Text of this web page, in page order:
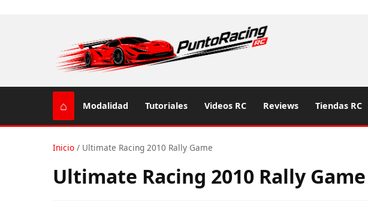
⌂ Modalidad Tutoriales Videos RC Reviews Tiendas RC
Inicio / Ultimate Racing 2010 Rally Game
Ultimate Racing 2010 Rally Game